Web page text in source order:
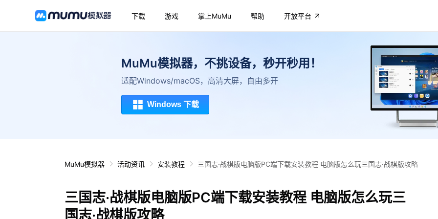
下载 游戏 掌上MuMu 帮助 开放平台
MuMu模拟器，不挑设备，秒开秒用！
适配Windows/macOS，高清大屏，自由多开
Windows 下载
MuMu模拟器 活动资讯 安装教程 三国志·战棋版电脑版PC端下载安装教程 电脑版怎么玩三国志·战棋版攻略
三国志·战棋版电脑版PC端下载安装教程 电脑版怎么玩三
国志·战棋版攻略